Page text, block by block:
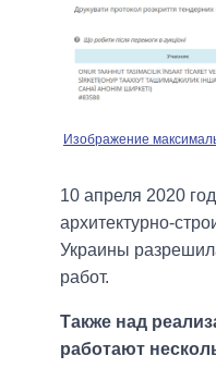
Изображение
10 апреля 2020
архитектурно-
Украины
работ.
Также над
работают